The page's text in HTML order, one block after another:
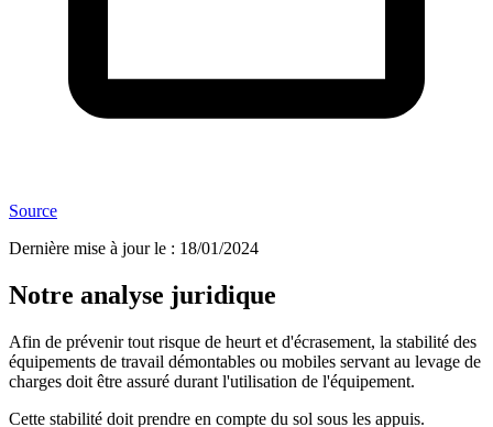
Source
Dernière mise à jour le : 18/01/2024
Notre analyse juridique
Afin de prévenir tout risque de heurt et d'écrasement, la stabilité des
équipements de travail démontables ou mobiles servant au levage de
charges doit être assuré durant l'utilisation de l'équipement.
Cette stabilité doit prendre en compte du sol sous les appuis.